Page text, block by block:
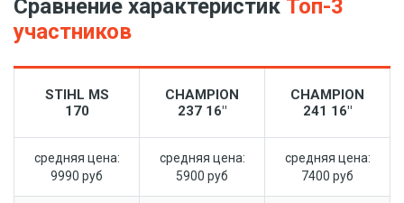
Сравнение характеристик Топ-3
участников
STIHL MS
170
CHAMPION
237 16"
CHAMPION
241 16"
средняя цена:
9990 руб
средняя цена:
5900 руб
средняя цена:
7400 руб